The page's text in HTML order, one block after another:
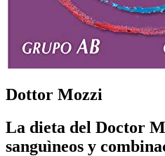
Dottor Mozzi
La dieta del Doctor
sanguìneos y